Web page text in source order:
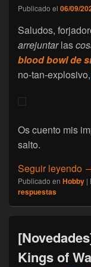
Publicado el 06/09/
Saludos,
arrejuntarlas
blood bowl de
no-tan-explosivo,
Os cuento mis
salto.
Seguir leyendo
Publicado en Hobby |
respuestas
Kings of